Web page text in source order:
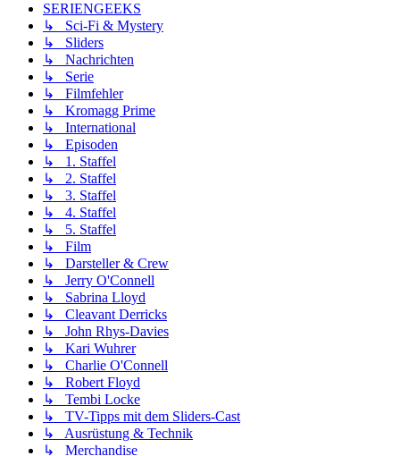
SERIENGEEKS
↳ Sci-Fi & Mystery
↳ Sliders
↳ Nachrichten
↳ Serie
↳ Filmfehler
↳ Kromagg Prime
↳ International
↳ Episoden
↳ 1. Staffel
↳ 2. Staffel
↳ 3. Staffel
↳ 4. Staffel
↳ 5. Staffel
↳ Film
↳ Darsteller & Crew
↳ Jerry O'Connell
↳ Sabrina Lloyd
↳ Cleavant Derricks
↳ John Rhys-Davies
↳ Kari Wuhrer
↳ Charlie O'Connell
↳ Robert Floyd
↳ Tembi Locke
↳ TV-Tipps mit dem Sliders-Cast
↳ Ausrüstung & Technik
↳ Merchandise